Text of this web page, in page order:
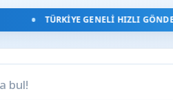
TÜRKIYE GENELI HIZLI